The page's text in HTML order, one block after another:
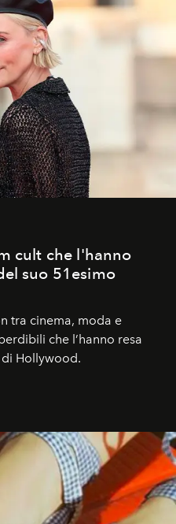
cult che l'hanno
suo 51esimo
tra cinema, moda e
che l’hanno resa
Hollywood.